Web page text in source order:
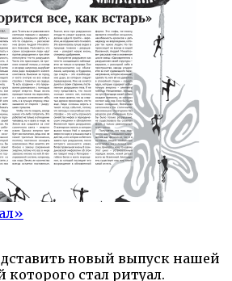
новый выпуск нашей
которого стал ритуал.